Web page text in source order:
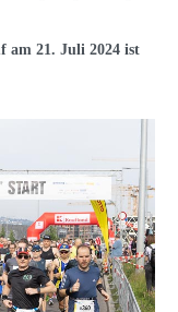
am 21. Juli 2024 ist